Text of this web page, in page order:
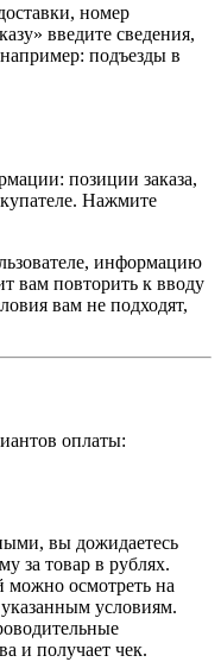
номер
введите сведения,
подъезды в
позиции заказа,
Нажмите
информацию
вам повторить к вводу
вам не подходят,
оплаты:
вы дожидаетесь
за товар в рублях.
можно осмотреть на
условиям.
и получает чек.